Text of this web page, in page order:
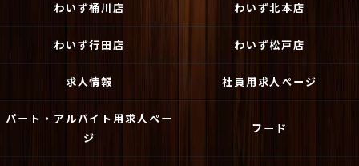
わいず桶川店 わいず北本店
わいず行田店 わいず松戸店
求人情報 社員用求人ページ
パート・アルバイト用求人ペー
ジ
フード